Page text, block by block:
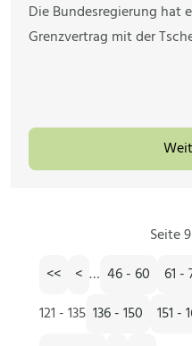
Die Bundesregierung hat
Grenzvertrag mit der
Seite
<<
< … 46 - 60 61 -
121 - 135 136 - 150 151 -